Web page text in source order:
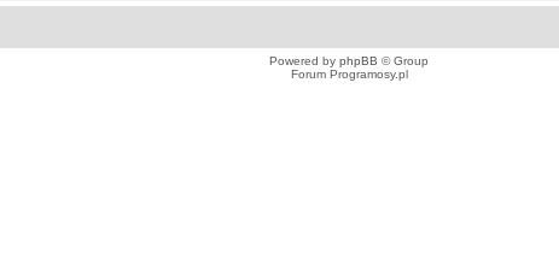
Powered by phpBB © Group
Forum Programosy.pl